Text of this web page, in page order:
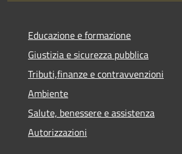
Educazione e formazione
Giustizia e sicurezza pubblica
Tributi,finanze e contravvenzioni
Ambiente
Salute, benessere e assistenza
Autorizzazioni